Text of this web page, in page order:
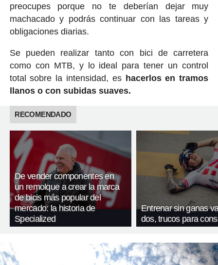
preocupes porque no te deberían dejar muy
machacado y podrás continuar con las tareas y
obligaciones diarias.
Se pueden realizar tanto con bici de carretera
como con MTB, y lo ideal para tener un control
total sobre la intensidad, es hacerlos en tramos
llanos o con subidas suaves.
RECOMENDADO
De vender componentes en
un remolque a crear la marca
de bicis más popular del
mercado: la historia de
Specialized
Entrenar sin ganas
dos, trucos para